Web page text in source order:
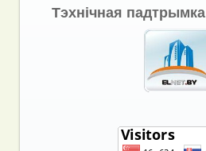
Тэхнічная падтрымка